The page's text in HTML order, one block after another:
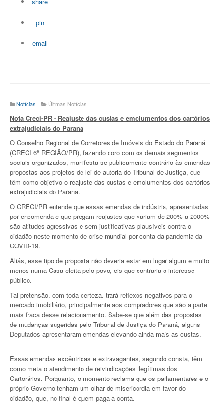
pin
email
Notícias Últimas Notícias
Nota Creci-PR - Reajuste das custas e emolumentos dos cartórios
extrajudiciais do Paraná
O Conselho Regional de Corretores de Imóveis do Estado do Paraná
(CRECI 6ª REGIÃO/PR), fazendo coro com os demais segmentos
sociais organizados, manifesta-se publicamente contrário às emendas
propostas aos projetos de lei de autoria do Tribunal de Justiça, que
têm como objetivo o reajuste das custas e emolumentos dos cartórios
extrajudiciais do Paraná.
O CRECI/PR entende que essas emendas de indústria, apresentadas
por encomenda e que pregam reajustes que variam de 200% a 2000%
são atitudes agressivas e sem justificativas plausíveis contra o
cidadão neste momento de crise mundial por conta da pandemia da
COVID-19.
Aliás, esse tipo de proposta não deveria estar em lugar algum e muito
menos numa Casa eleita pelo povo, eis que contraria o interesse
público.
Tal pretensão, com toda certeza, trará reflexos negativos para o
mercado imobiliário, principalmente aos compradores que são a parte
mais fraca desse relacionamento. Sabe-se que além das propostas
de mudanças sugeridas pelo Tribunal de Justiça do Paraná, alguns
Deputados apresentaram emendas elevando ainda mais as custas.
Essas emendas excêntricas e extravagantes, segundo consta, têm
como meta o atendimento de reivindicações ilegítimas dos
Cartorários. Porquanto, o momento reclama que os parlamentares e o
próprio Governo tenham um olhar de misericórdia em favor do
cidadão, que, no final é quem paga a conta.